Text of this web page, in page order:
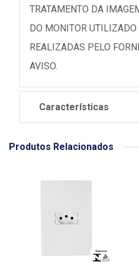
TRATAMENTO DA
DO MONITOR
REALIZADAS PELO
AVISO.
Características
Produtos Relacionados